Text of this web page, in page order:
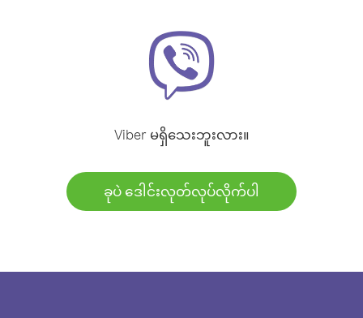
Viber မရှိသေးဘူးလား။
ခုပဲ ဒေါင်းလုတ်လုပ်လိုက်ပါ